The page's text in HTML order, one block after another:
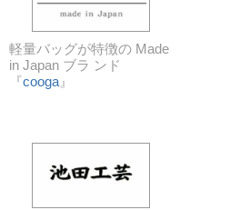
軽量バッグが特徴の Made
in Japan ブラ ンド
『cooga 』